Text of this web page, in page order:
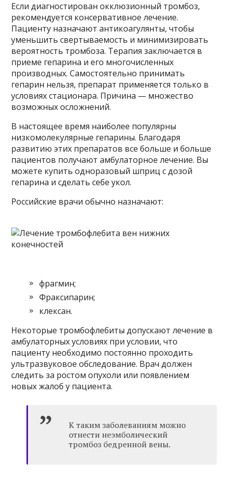
Если диагностирован окклюзионный тромбоз,
рекомендуется консервативное лечение.
Пациенту назначают антикоагулянты, чтобы
уменьшить свертываемость и минимизировать
вероятность тромбоза. Терапия заключается в
приеме гепарина и его многочисленных
производных. Самостоятельно принимать
гепарин нельзя, препарат применяется только в
условиях стационара. Причина — множество
возможных осложнений.
В настоящее время наиболее популярны
низкомолекулярные гепарины. Благодаря
развитию этих препаратов все больше и больше
пациентов получают амбулаторное лечение. Вы
можете купить одноразовый шприц с дозой
гепарина и сделать себе укол.
Российские врачи обычно назначают:
фрагмин;
Фраксипарин;
клексан.
Некоторые тромбофлебиты допускают лечение в
амбулаторных условиях при условии, что
пациенту необходимо постоянно проходить
ультразвуковое обследование. Врач должен
следить за ростом опухоли или появлением
новых жалоб у пациента.
К таким заболеваниям можно
отнести неэмболический
тромбоз бедренной вены.